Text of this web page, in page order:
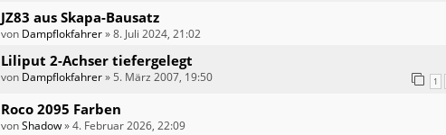
JZ83 aus Skapa-Bausatz
von Dampflokfahrer»8. Juli 2024, 21:02
Liliput 2-Achser tiefergelegt
von Dampflokfahrer» 5. März 2007, 19:50 1
Roco 2095 Farben
vonShadow»4. Februar 2026, 22:09